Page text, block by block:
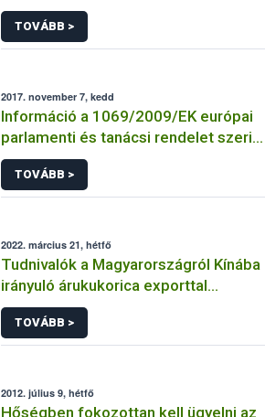
Nébih-től
TOVÁBB >
2017. november 7, kedd
Információ a 1069/2009/EK európai
parlamenti és tanácsi rendelet szerint
nyilvántartásba vett vagy
engedélyezett üzemek jegyzékéhez
TOVÁBB >
2022. március 21, hétfő
Tudnivalók a Magyarországról Kínába
irányuló árukukorica exporttal
kapcsolatos kötelezettségekről
TOVÁBB >
2012. július 9, hétfő
Hőségben fokozottan kell ügyelni az